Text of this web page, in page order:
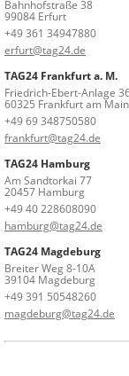
Bahnhofstraße 38
99084 Erfurt
+49 361 34947880
erfurt@tag24.de
TAG24 Frankfurt a. M.
Friedrich-Ebert-Anlage
60325 Frankfurt am Main
+49 69 348750580
frankfurt@tag24.de
TAG24 Hamburg
Am Sandtorkai 77
20457 Hamburg
+49 40 228608090
hamburg@tag24.de
TAG24 Magdeburg
Breiter Weg 8-10A
39104 Magdeburg
+49 391 50548260
magdeburg@tag24.de